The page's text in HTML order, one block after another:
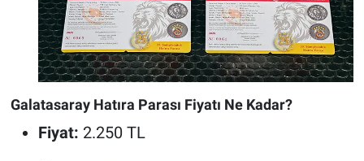
Galatasaray Hatıra Parası Fiyatı Ne Kadar?
Fiyat: 2.250 TL